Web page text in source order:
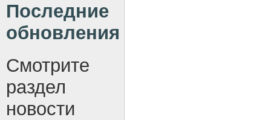
Последние
обновления
Смотрите
раздел
новости